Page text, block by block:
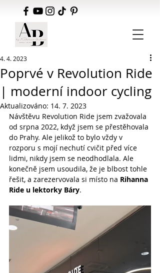
Poprvé v Revolution Ride
| moderní indoor cycling
4. 4. 2023
Aktualizováno: 14. 7. 2023
Návštěvu Revolution Ride jsem zvažovala
od srpna 2022, když jsem se přestěhovala
do Prahy. Ale jelikož to bylo vždy v
rozporu s mojí nechutí cvičit před více
lidmi, nikdy jsem se neodhodlala. Ale
konečně jsem usoudila, že je blbost tohle
řešit, a zarezervovala si místo na Rihanna
Ride u lektorky Báry.